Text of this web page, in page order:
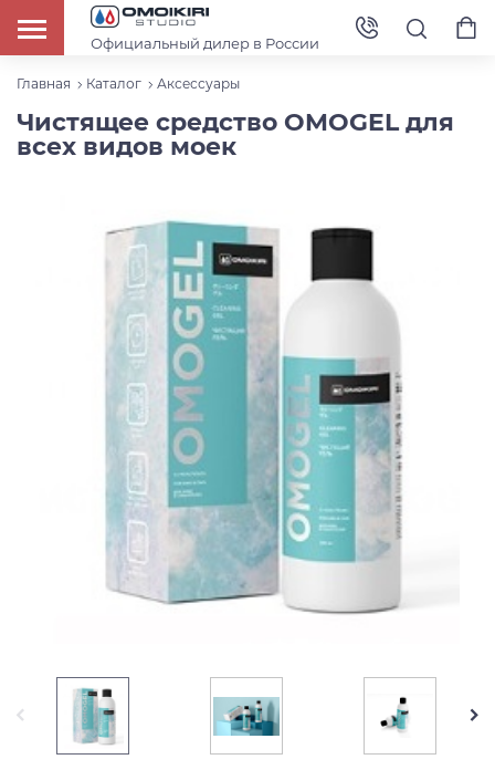
Официальный дилер в России
Главная Каталог Аксессуары
Чистящее средство OMOGEL для
всех видов моек